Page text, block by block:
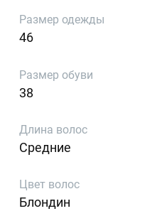
Размер одежды
46
Размер обуви
38
Длина волос
Средние
Цвет волос
Блондин